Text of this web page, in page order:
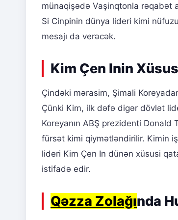
münaqişədə Vaşinqtonla rəqabət
Si Cinpinin dünya lideri kimi
mesajı da verəcək.
Kim Çen Inin
Çindəki mərasim, Şimali
Çünki Kim, ilk dəfə digər dövlət
Koreyanın ABŞ prezidenti Donald
fürsət kimi qiymətləndirilir. Kimin
lideri Kim Çen In dünən xüsusi
istifadə edir.
Qəzza Zolağında